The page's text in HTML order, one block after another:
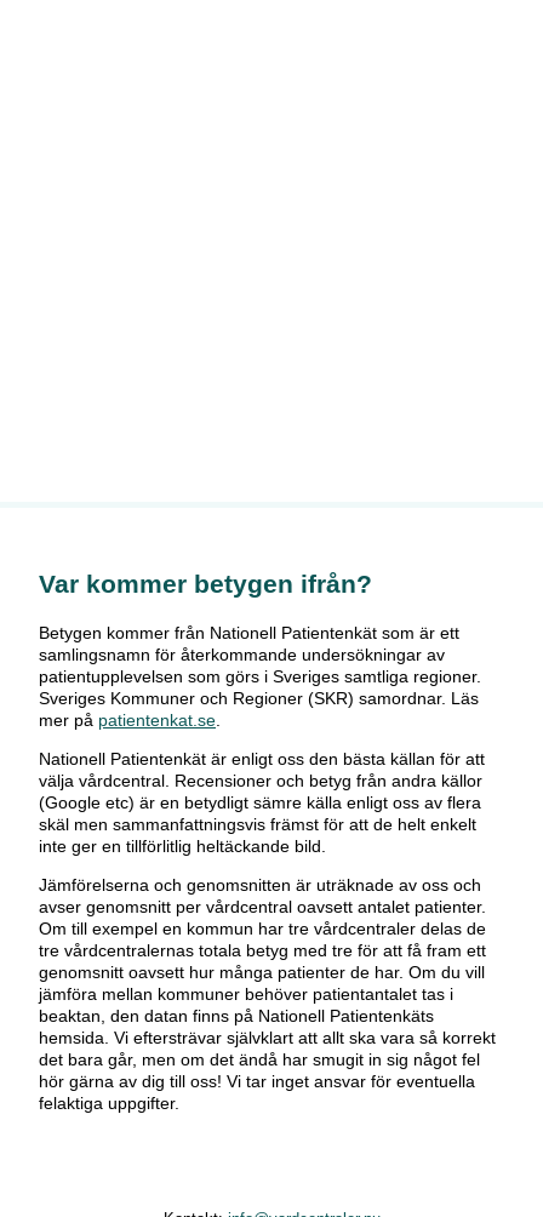
Var kommer betygen ifrån?
Betygen kommer från Nationell Patientenkät som är ett
samlingsnamn för återkommande undersökningar av
patientupplevelsen som görs i Sveriges samtliga regioner.
Sveriges Kommuner och Regioner (SKR) samordnar. Läs
mer på patientenkat.se.
Nationell Patientenkät är enligt oss den bästa källan för att
välja vårdcentral. Recensioner och betyg från andra källor
(Google etc) är en betydligt sämre källa enligt oss av flera
skäl men sammanfattningsvis främst för att de helt enkelt
inte ger en tillförlitlig heltäckande bild.
Jämförelserna och genomsnitten är uträknade av oss och
avser genomsnitt per vårdcentral oavsett antalet patienter.
Om till exempel en kommun har tre vårdcentraler delas de
tre vårdcentralernas totala betyg med tre för att få fram ett
genomsnitt oavsett hur många patienter de har. Om du vill
jämföra mellan kommuner behöver patientantalet tas i
beaktan, den datan finns på Nationell Patientenkäts
hemsida. Vi eftersträvar självklart att allt ska vara så korrekt
det bara går, men om det ändå har smugit in sig något fel
hör gärna av dig till oss! Vi tar inget ansvar för eventuella
felaktiga uppgifter.